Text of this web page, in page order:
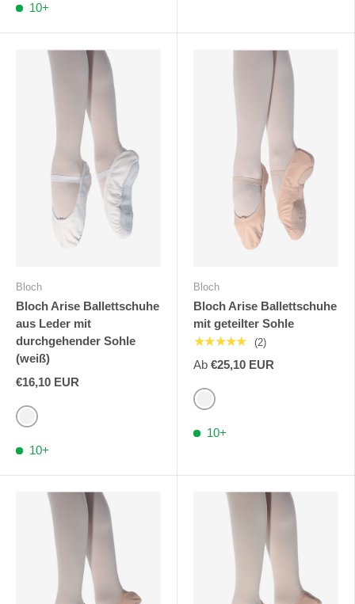
10+
Bloch
Bloch Arise Ballettschuhe
aus Leder mit
durchgehender Sohle
(weiß)
€16,10 EUR
Weiß
10+
Bloch
Bloch Arise Ballettschuhe
mit geteilter Sohle
★★★★★ (2)
Ab €25,10 EUR
Rosa
10+